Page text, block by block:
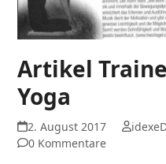
Artikel
Yoga
2. August 2017
0 Kommentare